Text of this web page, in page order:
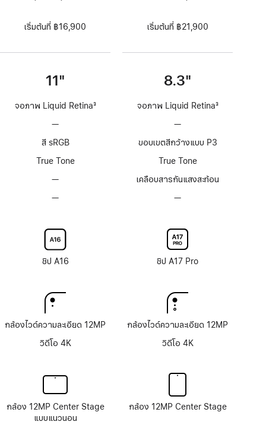
เริ่มต้นที่ ฿16,900
11"
จอภาพ Liquid Retina3
—
เทคโนโลยี
ProMotion
สี sRGB
True Tone
—
สะท้อน
—
จอภาพ
Nano-
texture
ชิป A16
กล้องไวด์ความละเอียด 12MP
วิดีโอ 4K
กล้อง 12MP Center Stage
แบบแนวนอน
เริ่มต้นที่ ฿21,900
8.3"
จอภาพ Liquid Retina3
—
เทคโนโลยี
ProMotion
ขอบเขตสีกว้างแบบ P3
True Tone
เคลือบสารกันแสงสะท้อน
—
จอภาพ
Nano-
texture
ชิป A17 Pro
กล้องไวด์ความละเอียด 12MP
วิดีโอ 4K
กล้อง 12MP Center Stage